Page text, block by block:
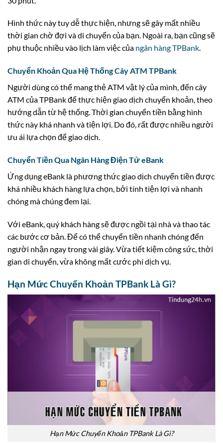
Hình thức này tuy dễ thực hiện, nhưng sẽ gây mất nhiều
thời gian chờ đợi và di chuyển của bạn. Ngoài ra, bạn cũng sẽ
phụ thuộc nhiều vào lịch làm việc của ngân hàng TPBank.
Chuyển Khoản Qua Hệ Thống Cây ATM TPBank
Người dùng có thể mang thẻ ATM vật lý của mình, đến cây
ATM của TPBank để thực hiện giao dịch chuyển khoản, theo
hướng dẫn từ hệ thống. Thời gian chuyển tiền bằng hình
thức này khá nhanh và tiện lợi. Do đó, rất được nhiều người
ưu ái lựa chọn để giao dịch.
Chuyển Tiền Qua Ngân Hàng Điện Tử eBank
Ứng dụng eBank là phương thức giao dịch chuyển tiền được
khá nhiều khách hàng lựa chọn, bởi tính tiện lợi và nhanh
chóng mà chúng đem lại.
Với eBank, quý khách hàng sẽ được ngồi tại nhà và thao tác
các bước cơ bản. Để có thể chuyển tiền nhanh chóng đến
người nhận ngay trong vài giây. Vừa tiết kiệm công sức, thời
gian di chuyển, vừa không mất cước phí dịch vụ.
Hạn Mức Chuyển Khoản TPBank Là Gì?
Hạn Mức Chuyển Khoản TPBank Là Gì?